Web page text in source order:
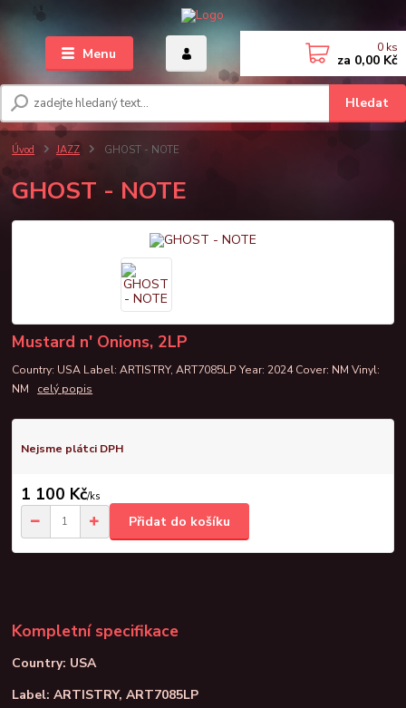
Menu
Hledat
0 ks
za 0,00 Kč
Úvod JAZZ GHOST - NOTE
GHOST - NOTE
Mustard n' Onions, 2LP
Country: USA Label: ARTISTRY, ART7085LP Year: 2024 Cover: NM Vinyl:
NM celý popis
Nejsme plátci DPH
1 100 Kč/ks
Přidat do košíku
Kompletní specifikace
Country: USA
Label: ARTISTRY, ART7085LP